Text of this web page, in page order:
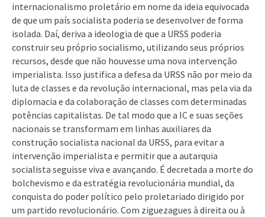
internacionalismo proletário em nome da ideia equivocada
de que um país socialista poderia se desenvolver de forma
isolada. Daí, deriva a ideologia de que a URSS poderia
construir seu próprio socialismo, utilizando seus próprios
recursos, desde que não houvesse uma nova intervenção
imperialista. Isso justifica a defesa da URSS não por meio da
luta de classes e da revolução internacional, mas pela via da
diplomacia e da colaboração de classes com determinadas
potências capitalistas. De tal modo que a IC e suas seções
nacionais se transformam em linhas auxiliares da
construção socialista nacional da URSS, para evitar a
intervenção imperialista e permitir que a autarquia
socialista seguisse viva e avançando. É decretada a morte do
bolchevismo e da estratégia revolucionária mundial, da
conquista do poder político pelo proletariado dirigido por
um partido revolucionário. Com ziguezagues à direita ou à